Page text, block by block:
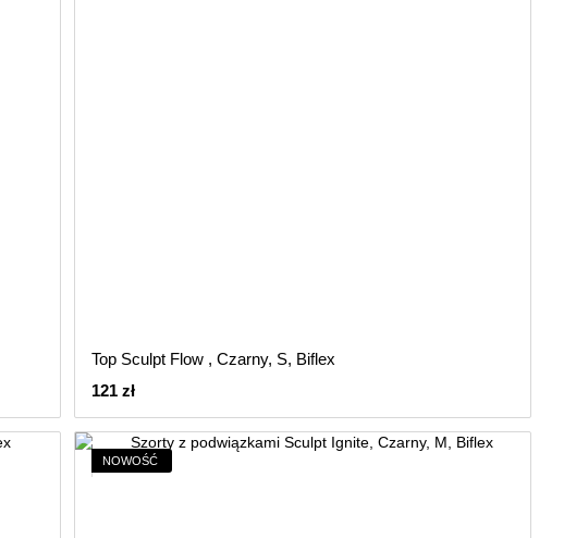
Top Sculpt Flow , Czarny, S, Biflex
121 zł
NOWOŚĆ